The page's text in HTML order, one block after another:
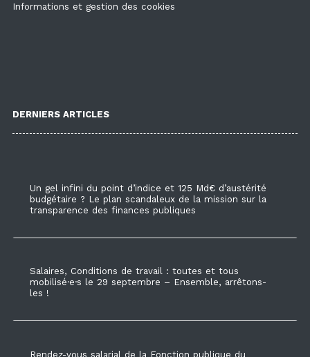
Informations et gestion des cookies
DERNIERS ARTICLES
Un gel infini du point d’indice et 125 Md€ d’austérité
budgétaire ? Le plan scandaleux de la mission sur la
transparence des finances publiques
Salaires, Conditions de travail : toutes et tous
mobilisé·e·s le 29 septembre – Ensemble, arrêtons-
les !
Rendez-vous salarial de la Fonction publique du